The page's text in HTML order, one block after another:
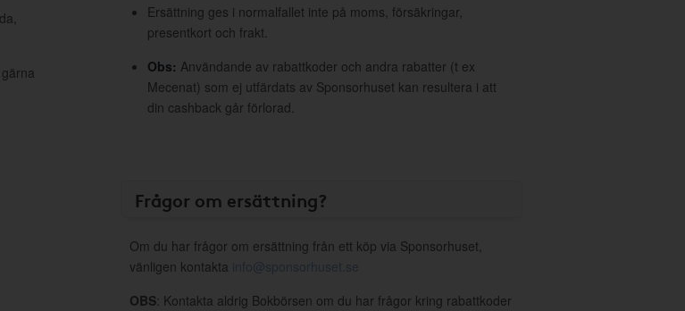
Ersättning ges i normalfallet inte på moms, försäkringar,
presentkort och frakt.
Obs: Användande av rabattkoder och andra rabatter (t ex
Mecenat) som ej utfärdats av Sponsorhuset kan resultera i att
din cashback går förlorad.
Frågor om ersättning?
Om du har frågor om ersättning från ett köp via Sponsorhuset,
vänligen kontakta info@sponsorhuset.se
OBS: Kontakta aldrig Bokbörsen om du har frågor kring rabattkoder